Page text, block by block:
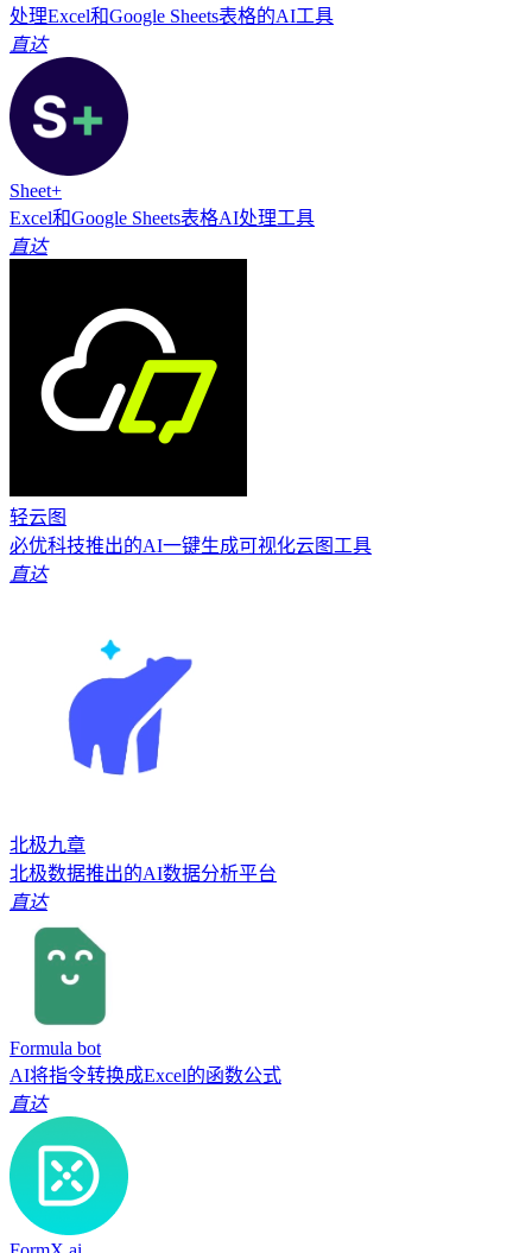
处理Excel和Google Sheets表格的AI工具
直达
Sheet+
Excel和Google Sheets表格AI处理工具
直达
轻云图
必优科技推出的AI一键生成可视化云图工具
直达
北极九章
北极数据推出的AI数据分析平台
直达
Formula bot
AI将指令转换成Excel的函数公式
直达